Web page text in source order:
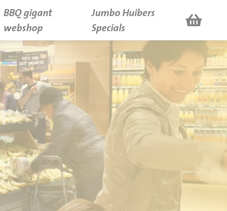
BBQ gigant
webshop
Jumbo Huibers
Specials